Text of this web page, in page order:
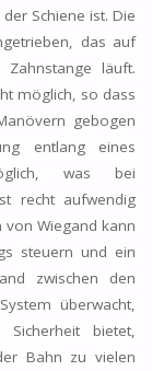
Schiene ist. Die
das auf
läuft.
möglich, so dass
gebogen
entlang eines
was bei
recht aufwendig
Wiegand kann
steuern und ein
zwischen den
überwacht,
bietet,
Bahn zu vielen